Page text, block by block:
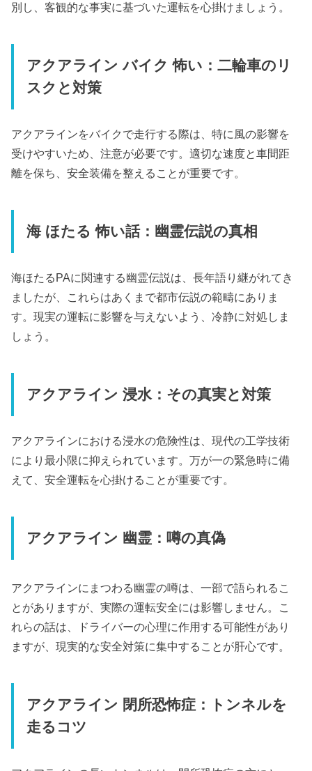
別し、客観的な事実に基づいた運転を心掛けましょう。
アクアライン バイク 怖い：二輪車のリ
スクと対策
アクアラインをバイクで走行する際は、特に風の影響を
受けやすいため、注意が必要です。適切な速度と車間距
離を保ち、安全装備を整えることが重要です。
海 ほたる 怖い話：幽霊伝説の真相
海ほたるPAに関連する幽霊伝説は、長年語り継がれてき
ましたが、これらはあくまで都市伝説の範疇にありま
す。現実の運転に影響を与えないよう、冷静に対処しま
しょう。
アクアライン 浸水：その真実と対策
アクアラインにおける浸水の危険性は、現代の工学技術
により最小限に抑えられています。万が一の緊急時に備
えて、安全運転を心掛けることが重要です。
アクアライン 幽霊：噂の真偽
アクアラインにまつわる幽霊の噂は、一部で語られるこ
とがありますが、実際の運転安全には影響しません。こ
れらの話は、ドライバーの心理に作用する可能性があり
ますが、現実的な安全対策に集中することが肝心です。
アクアライン 閉所恐怖症：トンネルを
走るコツ